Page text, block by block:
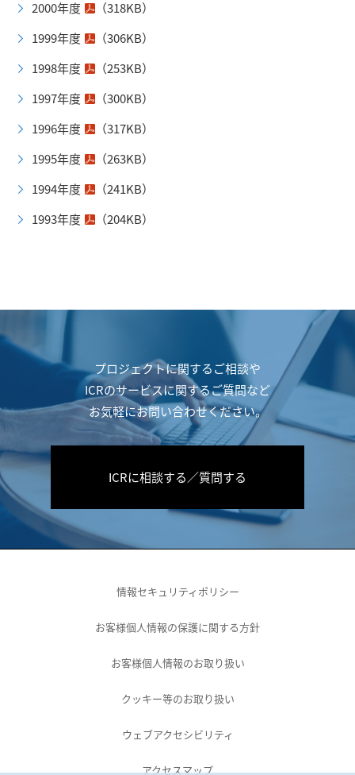
2000年度
（318KB）
1999年度
（306KB）
1998年度
（253KB）
1997年度
（300KB）
1996年度
（317KB）
1995年度
（263KB）
1994年度
（241KB）
1993年度
（204KB）
プロジェクトに関するご相談や
ICRのサービスに関するご質問など
お気軽にお問い合わせください。
ICRに相談する／質問する
情報セキュリティポリシー
お客様個人情報の保護に関する方針
お客様個人情報のお取り扱い
クッキー等のお取り扱い
ウェブアクセシビリティ
アクセスマップ